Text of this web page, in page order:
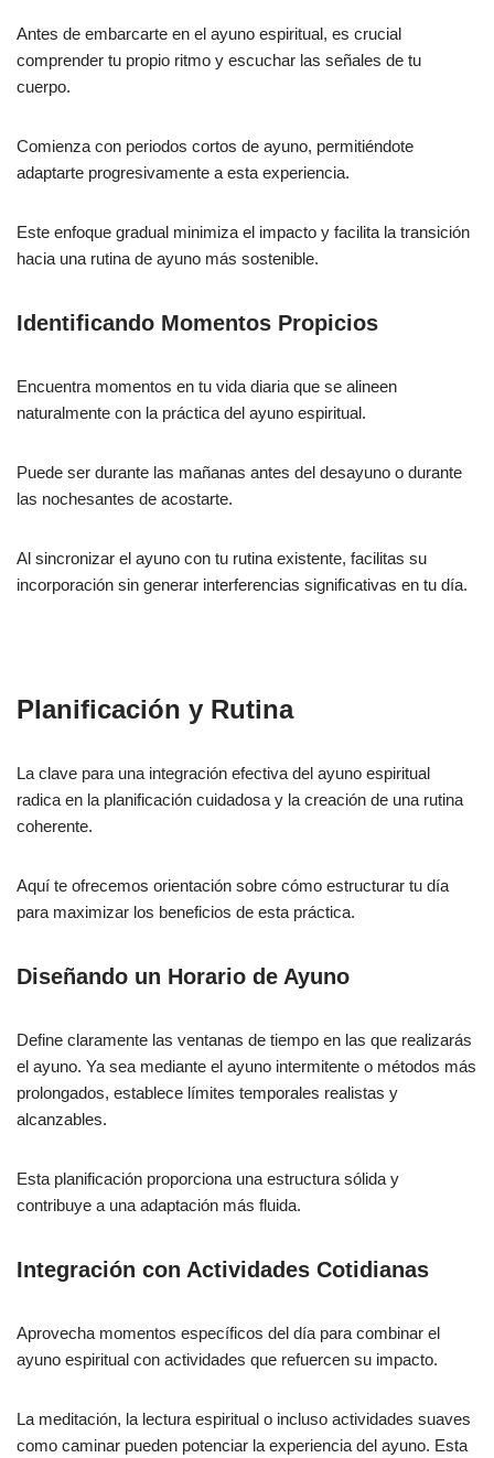
Antes de embarcarte en el ayuno espiritual, es crucial
comprender tu propio ritmo y escuchar las señales de tu
cuerpo.
Comienza con periodos cortos de ayuno, permitiéndote
adaptarte progresivamente a esta experiencia.
Este enfoque gradual minimiza el impacto y facilita la transición
hacia una rutina de ayuno más sostenible.
Identificando Momentos Propicios
Encuentra momentos en tu vida diaria que se alineen
naturalmente con la práctica del ayuno espiritual.
Puede ser durante las mañanas antes del desayuno o durante
las nochesantes de acostarte.
Al sincronizar el ayuno con tu rutina existente, facilitas su
incorporación sin generar interferencias significativas en tu día.
Planificación y Rutina
La clave para una integración efectiva del ayuno espiritual
radica en la planificación cuidadosa y la creación de una rutina
coherente.
Aquí te ofrecemos orientación sobre cómo estructurar tu día
para maximizar los beneficios de esta práctica.
Diseñando un Horario de Ayuno
Define claramente las ventanas de tiempo en las que realizarás
el ayuno. Ya sea mediante el ayuno intermitente o métodos más
prolongados, establece límites temporales realistas y
alcanzables.
Esta planificación proporciona una estructura sólida y
contribuye a una adaptación más fluida.
Integración con Actividades Cotidianas
Aprovecha momentos específicos del día para combinar el
ayuno espiritual con actividades que refuercen su impacto.
La meditación, la lectura espiritual o incluso actividades suaves
como caminar pueden potenciar la experiencia del ayuno. Esta